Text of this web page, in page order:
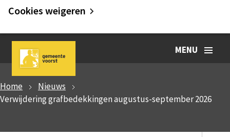
Cookies weigeren
MENU
Home
Nieuws
Verwijdering grafbedekkingen augustus-september 2026